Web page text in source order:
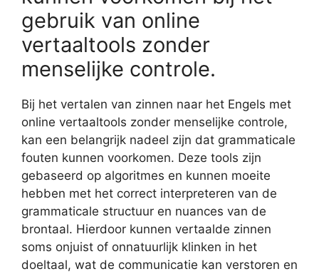
gebruik van online
vertaaltools zonder
menselijke controle.
Bij het vertalen van zinnen naar het Engels met
online vertaaltools zonder menselijke controle,
kan een belangrijk nadeel zijn dat grammaticale
fouten kunnen voorkomen. Deze tools zijn
gebaseerd op algoritmes en kunnen moeite
hebben met het correct interpreteren van de
grammaticale structuur en nuances van de
brontaal. Hierdoor kunnen vertaalde zinnen
soms onjuist of onnatuurlijk klinken in het
doeltaal, wat de communicatie kan verstoren en